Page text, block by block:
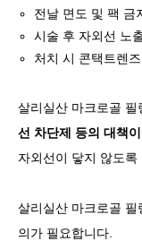
전날 면도 및 팩 금
시술 후 자외선 노
처치 시 콘택트렌
살리실산 마크로골 필
선 차단제 등의 대책
자외선이 닿지 않도록
살리실산 마크로골
의가 필요합니다.